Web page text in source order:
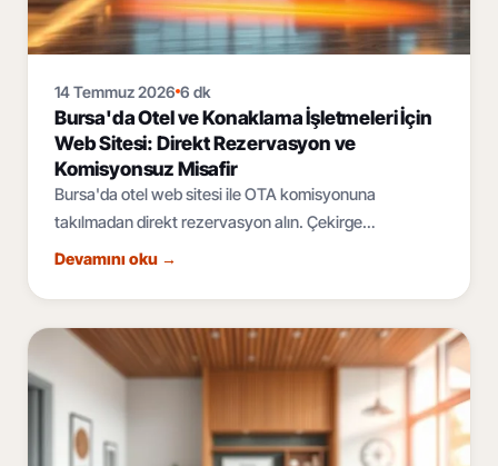
14 Temmuz 2026 6 dk
Bursa'da Otel ve Konaklama İşletmeleri İçin
Web Sitesi: Direkt Rezervasyon ve
Komisyonsuz Misafir
Bursa'da otel web sitesi ile OTA komisyonuna
takılmadan direkt rezervasyon alın. Çekirge
termalinden Uludağ'a, çok dilli ve mobil öncelikli
Devamını oku →